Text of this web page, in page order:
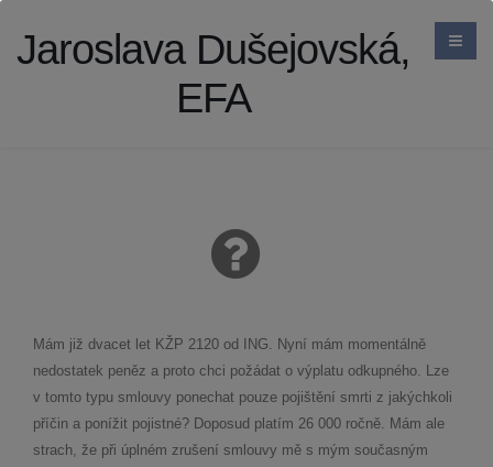
Jaroslava Dušejovská,
EFA
Mám již dvacet let KŽP 2120 od ING. Nyní mám momentálně
nedostatek peněz a proto chci požádat o výplatu odkupného. Lze
v tomto typu smlouvy ponechat pouze pojištění smrti z jakýchkoli
příčin a ponížit pojistné? Doposud platím 26 000 ročně. Mám ale
strach, že při úplném zrušení smlouvy mě s mým současným